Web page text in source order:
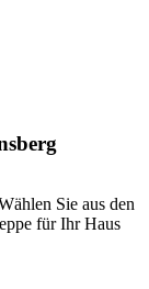
Sie aus den
für Ihr Haus